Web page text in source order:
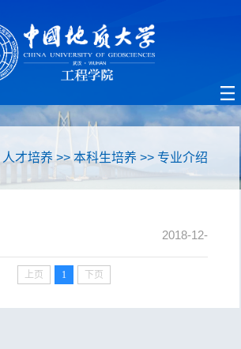
人才培养 >> 本科生培养 >> 专业介绍
2018-12-
上页 1 下页